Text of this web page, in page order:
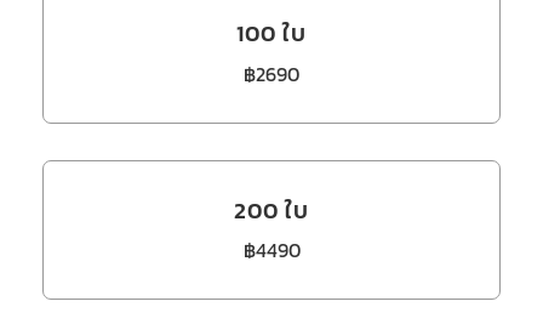
100 ใบ
฿2690
200 ใบ
฿4490